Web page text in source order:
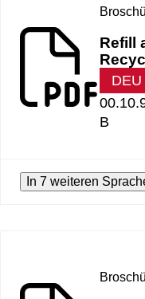
Refill
DEU
B
In 7 weiteren